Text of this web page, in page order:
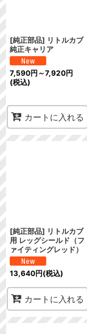
[純正部品] リトルカブ
純正キャリア
7,590円 ～7,920円
(税込)
カートに入れる
[純正部品] リトルカブ
用 レッグシールド（フ
ァイティングレッド）
13,640円(税込)
カートに入れる